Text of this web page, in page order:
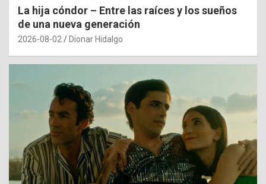
La hija cóndor – Entre las raíces y los sueños
de una nueva generación
2026-08-02 Dionar Hidalgo